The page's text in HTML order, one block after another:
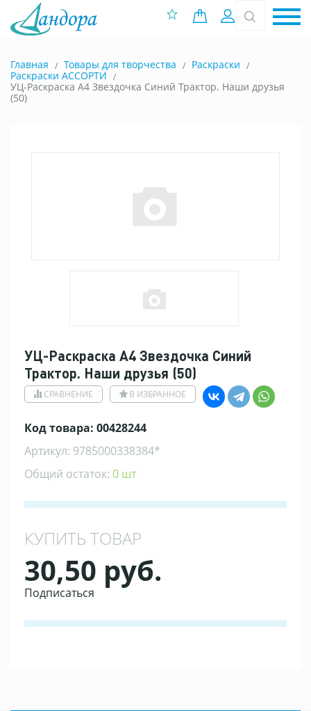
0 позиций
Вход
Главная Товары для творчества
Раскраски
Раскраски АССОРТИ
УЦ-Раскраска А4 Звездочка Синий Трактор. Наши друзья
(50)
УЦ-Раскраска А4 Звездочка Синий
Трактор. Наши друзья (50)
СРАВНЕНИЕ В ИЗБРАННОЕ
Код товара: 00428244
Артикул: 9785000338384*
Общий остаток: 0 шт
КУПИТЬ ТОВАР
30,50 руб.
Подписаться